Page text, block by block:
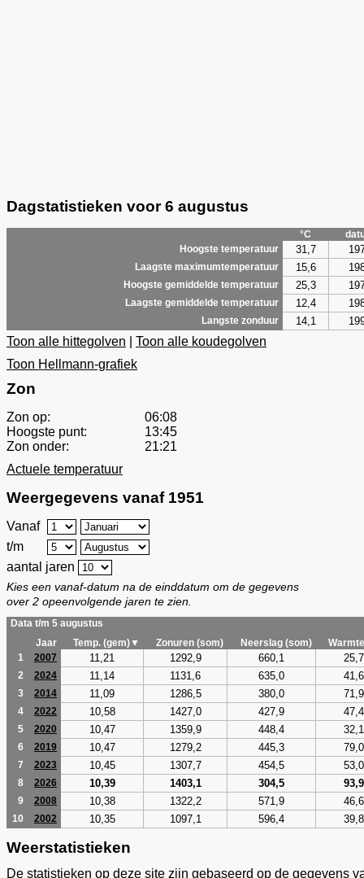
Dagstatistieken voor 6 augustus
°C
Hoogste temperatuur
31,7
Laagste maximumtemperatuur 15,6
Hoogste gemiddelde temperatuur 25,3
Laagste gemiddelde temperatuur 12,4
Langste zonduur 14,1
Toon alle hittegolven
Toon alle koudegolven
Toon Hellmann-grafiek
Zon
Zon op:
06:08
Hoogste punt:
13:45
Zon onder:
21:21
Actuele temperatuur
Weergegevens vanaf 1951
Vanaf
t/m
aantal jaren
Kies een vanaf-datum na de einddatum om de gegevens
over 2 opeenvolgende jaren te zien.
Data t/m 5 augustus
Jaar
Temp. (gem)▼ Zonuren (som) Neerslag (som)
1
2007 11,21 1292,9 660,1 25,7
2 2024 11,14 1131,6 635,0 41,6
3 2014 11,09 1286,5 380,0 71,9
4 2022 10,58 1427,0 427,9 47,4
5 2020 10,47 1359,9 448,4 32,1
6 2019 10,47 1279,2 445,3 79,0
7 2023 10,45 1307,7 454,5 53,0
8 2026 10,39 1403,1 304,5 93,9
9 2008 10,38 1322,2 571,9 46,6
10 2002 10,35 1097,1 596,4 39,8
Weerstatistieken
De statistieken op deze site zijn gebaseerd op de gegevens